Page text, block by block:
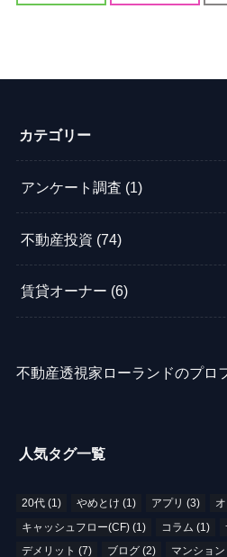
カテゴリー
アンケート調査 (1)
不動産投資 (74)
賃貸オーナー (6)
不動産透視家ローランドのプロ
人気タグ一覧
20代(1) やめとけ (1) アプリ (3)
キャッシュフロー(CF)(1) コラム (1)
デメリット (7) ブログ (2) マンション